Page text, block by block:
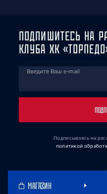
ПОДПИШИТЕСЬ НА
КЛУБА ХК
Введите Ваш e-mail
Подписываясь на
политикой
МАГАЗИН